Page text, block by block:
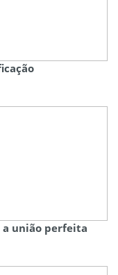
a união perfeita